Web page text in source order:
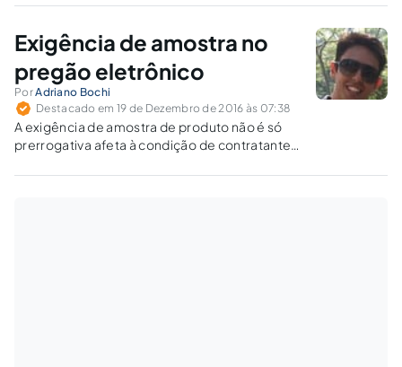
da Administração Pública, continuamos
Exigência de amostra no
pregão eletrônico
PorAdriano Bochi
Destacado em 19 de Dezembro de 2016 às 07:38
A exigência de amostra de produto não é só
prerrogativa afeta à condição de contratante.
ao licitante.